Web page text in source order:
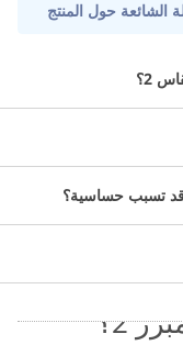
متوسط مقاس (2) الراحة وحرية الحركة التي
على جفاف بشرة طفلك حتى
2؟
الشائعة حول المنتج
2؟